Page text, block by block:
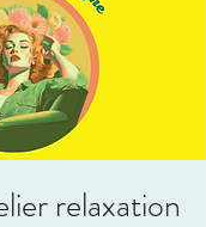
relaxation